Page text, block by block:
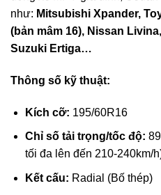
như: Mitsubishi Xpander,
(bản mâm 16), Nissan
Suzuki Ertiga…
Thông số kỹ thuật:
Kích cỡ: 195/60R16
Chỉ số tải trọng/tốc độ:
tối đa lên đến 210-240km/
Kết cấu: Radial (Bố thép)